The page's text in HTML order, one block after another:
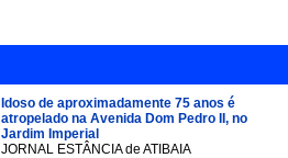
Idoso de aproximadamente 75 anos é
atropelado na Avenida Dom Pedro II, no
Jardim Imperial
JORNAL ESTÂNCIA de ATIBAIA